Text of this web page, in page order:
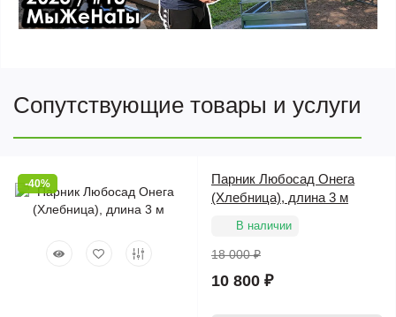
Сопутствующие товары и услуги
-40%
Парник Любосад Онега
(Хлебница), длина 3 м
В наличии
18 000 ₽
10 800 ₽